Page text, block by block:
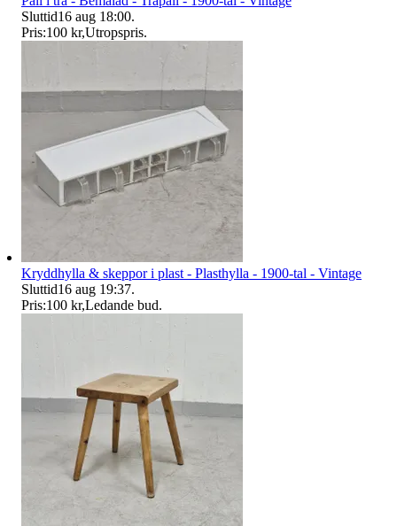
Sluttid16 aug 18:00.
Pris:100 kr,Utropspris.
Kryddhylla & skeppor i plast - Plasthylla - 1900-tal - Vintage
Sluttid16 aug 19:37.
Pris:100 kr,Ledande bud.